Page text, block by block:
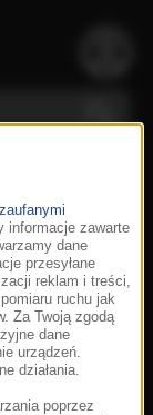
informacje zawarte
dane
przesyłane
reklam i treści,
ruchu jak
Za Twoją zgodą
dane
urządzeń.
działania.
poprzez